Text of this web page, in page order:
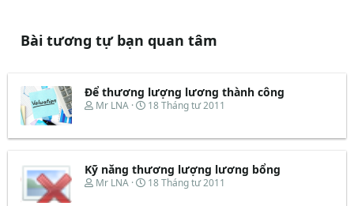
Bài tương tự bạn quan tâm
Để thương lượng lương thành công
T
e
d
s
Mr LNA
N
y
ắ
t
18 Tháng tư 2011
Kỹ năng thương lượng lương bổng
T
Mr LNA
N
18 Tháng tư 2011